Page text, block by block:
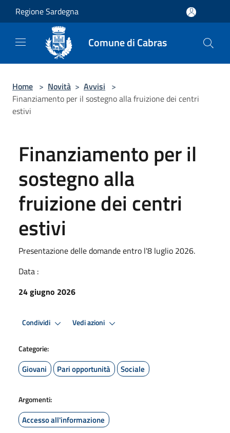
Salta al contenuto principale
Regione Sardegna
Comune di Cabras
Home > Novità > Avvisi >
Finanziamento per il sostegno alla fruizione dei centri
estivi
Finanziamento per il
sostegno alla
fruizione dei centri
estivi
Presentazione delle domande entro l'8 luglio 2026.
Data :
24 giugno 2026
Condividi Vedi azioni
Categorie:
Giovani Pari opportunità Sociale
Argomenti:
Accesso all'informazione